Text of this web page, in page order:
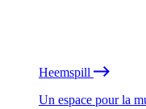
Heemspill
Un espace pour la